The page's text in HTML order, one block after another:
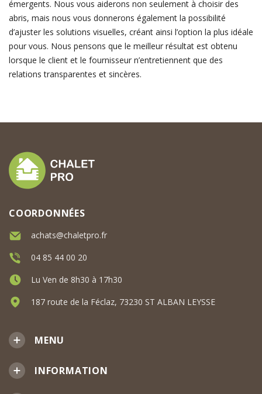
émergents. Nous vous aiderons non seulement à choisir des
abris, mais nous vous donnerons également la possibilité
d’ajuster les solutions visuelles, créant ainsi l’option la plus idéale
pour vous. Nous pensons que le meilleur résultat est obtenu
lorsque le client et le fournisseur n’entretiennent que des
relations transparentes et sincères.
MENU
INFORMATION
COORDONNÉES
achats@chaletpro.fr
04 85 44 00 20
Lu Ven de 8h30 à 17h30
187 route de la Féclaz, 73230 ST ALBAN LEYSSE